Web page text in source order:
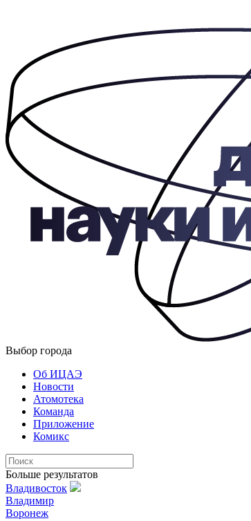
Выбор города
Об ИЦАЭ
Новости
Атомотека
Команда
Приложение
Комикс
Больше результатов
Владивосток
Владимир
Воронеж